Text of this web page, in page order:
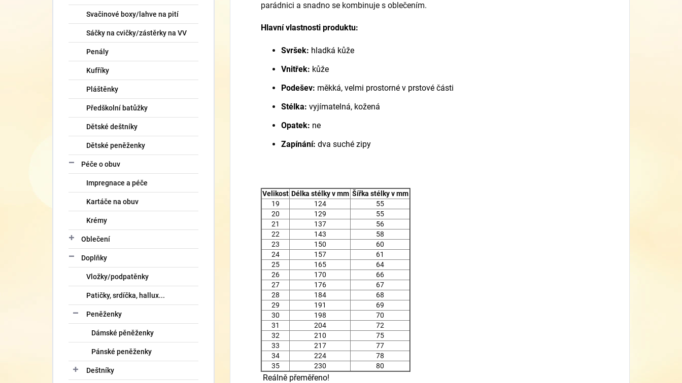
Svačinové boxy/lahve na pití
Sáčky na cvičky/zástěrky na VV
Penály
Kufříky
Pláštěnky
Předškolní batůžky
Dětské deštníky
Dětské peněženky
Péče o obuv
Impregnace a péče
Kartáče na obuv
Krémy
Oblečení
Doplňky
Vložky/podpatěnky
Patičky, srdíčka, hallux...
Peněženky
Dámské pěněženky
Pánské peněženky
Deštníky
parádnici a snadno se kombinuje s oblečením.
Hlavní vlastnosti produktu:
Svršek: hladká kůže
Vnitřek: kůže
Podešev: měkká, velmi prostorné v prstové části
Stélka: vyjímatelná, kožená
Opatek: ne
Zapínání: dva suché zipy
Velikost Délka stélky v mm Šířka stélky v mm
19
124
55
20
129
55
21
137
56
22
143
58
23
150
60
24
157
61
25
165
64
26
170
66
27
176
67
28
184
68
29
191
69
30
198
70
31
204
72
32
210
75
33
217
77
34
224
78
35
230 80
Reálně přeměřeno!